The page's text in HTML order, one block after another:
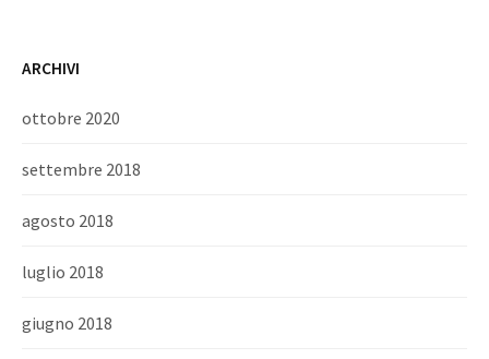
ARCHIVI
ottobre 2020
settembre 2018
agosto 2018
luglio 2018
giugno 2018